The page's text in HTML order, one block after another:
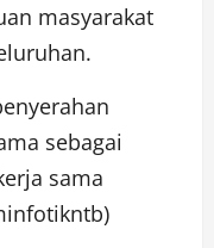
masyarakat
sebagai
sama